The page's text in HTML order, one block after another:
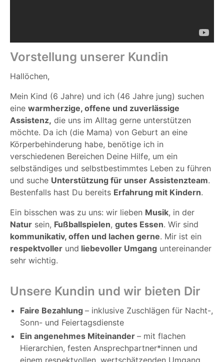
Vorstellung unserer Kundin
Hallöchen,
Mein Kind (6 Jahre) und ich (46 Jahre jung) suchen
eine warmherzige, offene und zuverlässige
Assistenz, die uns im Alltag gerne unterstützen
möchte. Da ich (die Mama) von Geburt an eine
Körperbehinderung habe, benötige ich in
verschiedenen Bereichen Deine Hilfe, um ein
selbständiges und selbstbestimmtes Leben zu führen
und suche Unterstützung für unser Assistenzteam.
Bestenfalls hast Du bereits Erfahrung mit Kindern.
Ein bisschen was zu uns: wir lieben Musik, in der
Natur sein, Fußballspielen, gutes Essen. Wir sind
kommunikativ, offen und lachen gerne. Mir ist ein
respektvoller und liebevoller Umgang untereinander
sehr wichtig.
Unsere Kundin und wir bieten Dir
Faire Bezahlung – inklusive Zuschlägen für Nacht-,
Sonn- und Feiertagsdienste
Ein angenehmes Miteinander – mit flachen
Hierarchien, festen Ansprechpartner*innen und